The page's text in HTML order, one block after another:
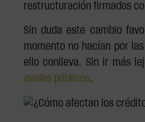
restructuración firmados
Sin duda este cambio
momento no hacían por
ello conlleva. Sin ir más
avales públicos.